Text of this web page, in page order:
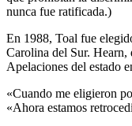
nunca fue ratificada.)
En 1988, Toal fue
Carolina del Sur. Hearn,
Apelaciones del estado
«Cuando me eligieron
«Ahora estamos